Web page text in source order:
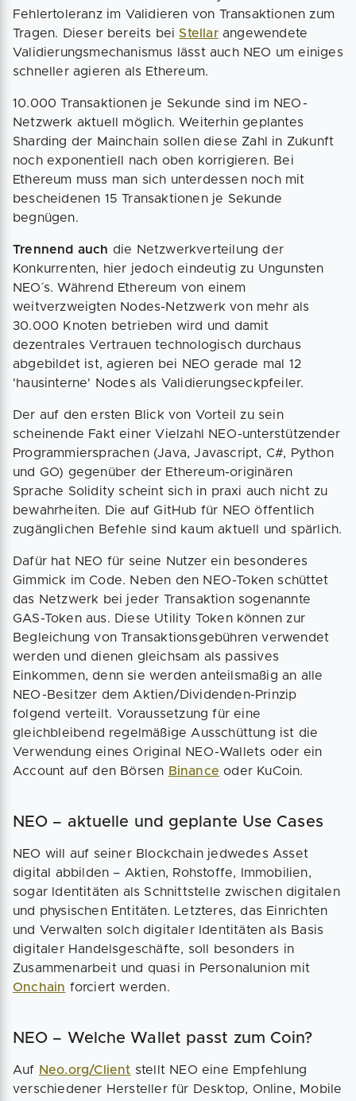
Fehlertoleranz im Validieren von Transaktionen zum
Tragen. Dieser bereits beiStellarangewendete
Validierungsmechanismus lässt auch NEO um einiges
schneller agieren als Ethereum.
10.000 Transaktionen je Sekunde sind im NEO-
Netzwerk aktuell möglich. Weiterhin geplantes
Sharding der Mainchain sollen diese Zahl in Zukunft
noch exponentiell nach oben korrigieren. Bei
Ethereum muss man sich unterdessen noch mit
bescheidenen 15 Transaktionen je Sekunde
begnügen.
Trennend auch die Netzwerkverteilung der
Konkurrenten, hier jedoch eindeutig zu Ungunsten
NEO´s. Während Ethereum von einem
weitverzweigten Nodes-Netzwerk von mehr als
30.000 Knoten betrieben wird und damit
dezentrales Vertrauen technologisch durchaus
abgebildet ist, agieren bei NEO gerade mal 12
'hausinterne' Nodes als Validierungseckpfeiler.
Der auf den ersten Blick von Vorteil zu sein
scheinende Fakt einer Vielzahl NEO-unterstützender
Programmiersprachen (Java, Javascript, C#, Python
und GO) gegenüber der Ethereum-originären
Sprache Solidity scheint sich in praxi auch nicht zu
bewahrheiten. Die auf GitHub für NEO öffentlich
zugänglichen Befehle sind kaum aktuell und spärlich.
Dafür hat NEO für seine Nutzer ein besonderes
Gimmick im Code. Neben den NEO-Token schüttet
das Netzwerk bei jeder Transaktion sogenannte
GAS-Token aus. Diese Utility Token können zur
Begleichung von Transaktionsgebühren verwendet
werden und dienen gleichsam als passives
Einkommen, denn sie werden anteilsmaßig an alle
NEO-Besitzer dem Aktien/Dividenden-Prinzip
folgend verteilt. Voraussetzung für eine
gleichbleibend regelmäßige Ausschüttung ist die
Verwendung eines Original NEO-Wallets oder ein
Account auf den Börsen Binance oder KuCoin.
NEO – aktuelle und geplante Use Cases
NEO will auf seiner Blockchain jedwedes Asset
digital abbilden – Aktien, Rohstoffe, Immobilien,
sogar Identitäten als Schnittstelle zwischen digitalen
und physischen Entitäten. Letzteres, das Einrichten
und Verwalten solch digitaler Identitäten als Basis
digitaler Handelsgeschäfte, soll besonders in
Zusammenarbeit und quasi in Personalunion mit
Onchain forciert werden.
NEO – Welche Wallet passt zum Coin?
Auf Neo.org/Client stellt NEO eine Empfehlung
verschiedener Hersteller für Desktop, Online, Mobile